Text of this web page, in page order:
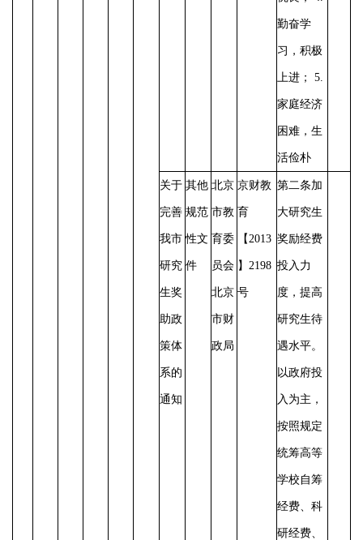
勤奋学
习，积极
上进； 5.
家庭经济
困难，生
活俭朴
关于
完善
我市
研究
生奖
助政
策体
系的
通知
其他
规范
性文
件
北京
市教
育委
员会
北京
市财
政局
京财教
育
【 2013
】2198
号
第二条加
大研究生
奖励经费
投入力
度，提高
研究生待
遇水平。
以政府投
入为主，
按照规定
统筹高等
学校自筹
经费、科
研经费、